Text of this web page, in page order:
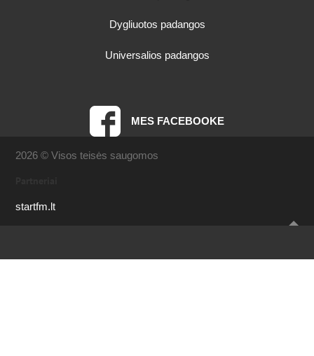
Dygliuotos padangos
Universalios padangos
MES FACEBOOKE
2026 © Visos teisės saugomos
startfm.lt